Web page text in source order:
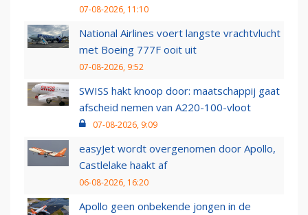
07-08-2026, 11:10
National Airlines voert langste vrachtvlucht
met Boeing 777F ooit uit
07-08-2026, 9:52
SWISS hakt knoop door: maatschappij gaat
afscheid nemen van A220-100-vloot
07-08-2026, 9:09
easyJet wordt overgenomen door Apollo,
Castlelake haakt af
06-08-2026, 16:20
Apollo geen onbekende jongen in de